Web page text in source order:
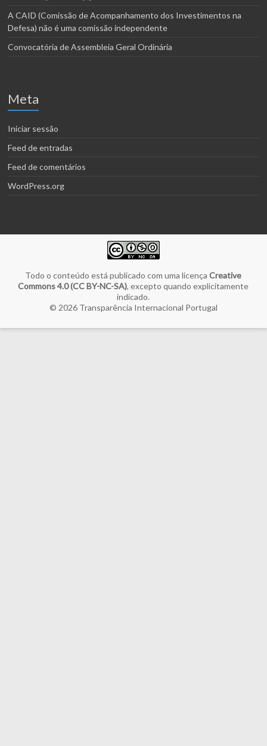
A CAID (Comissão de Acompanhamento dos Investimentos na
Defesa) não é uma comissão independente
Convocatória de Assembleia Geral Ordinária
Meta
Iniciar sessão
Feed de entradas
Feed de comentários
WordPress.org
Todo o conteúdo está publicado com uma licençaCreative
Commons 4.0 (CC BY-NC-SA), excepto quando explicitamente
indicado.
© 2026 Transparência Internacional Portugal